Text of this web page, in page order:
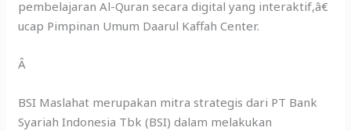
pembelajaran Al-Quran secara digital yang interaktif,â€
ucap Pimpinan Umum Daarul Kaffah Center.
Â
BSI Maslahat merupakan mitra strategis dari PT Bank
Syariah Indonesia Tbk (BSI) dalam melakukan